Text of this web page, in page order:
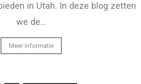
in Utah. In deze blog zetten
we de…
Meer informatie